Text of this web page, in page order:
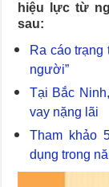
hiệu lực từ
sau:
Ra cáo trạng
người”
Tại Bắc
vay nặng lãi
Tham khảo
dụng trong